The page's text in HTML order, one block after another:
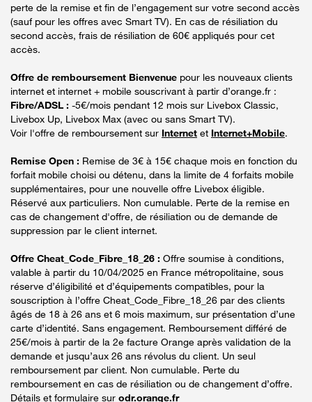
perte de la remise et fin de l’engagement sur votre second accès
(sauf pour les offres avec Smart TV). En cas de résiliation du
second accès, frais de résiliation de 60€ appliqués pour cet
accès.
Offre de remboursement Bienvenue pour les nouveaux clients
internet et internet + mobile souscrivant à partir d’orange.fr :
Fibre/ADSL : -5€/mois pendant 12 mois sur Livebox Classic,
Livebox Up, Livebox Max (avec ou sans Smart TV).
Voir l'offre de remboursement sur Internet et Internet+Mobile.
Remise Open : Remise de 3€ à 15€ chaque mois en fonction du
forfait mobile choisi ou détenu, dans la limite de 4 forfaits mobile
supplémentaires, pour une nouvelle offre Livebox éligible.
Réservé aux particuliers. Non cumulable. Perte de la remise en
cas de changement d'offre, de résiliation ou de demande de
suppression par le client internet.
Offre Cheat_Code_Fibre_18_26 : Offre soumise à conditions,
valable à partir du 10/04/2025 en France métropolitaine, sous
réserve d’éligibilité et d’équipements compatibles, pour la
souscription à l’offre Cheat_Code_Fibre_18_26 par des clients
âgés de 18 à 26 ans et 6 mois maximum, sur présentation d’une
carte d’identité. Sans engagement. Remboursement différé de
25€/mois à partir de la 2e facture Orange après validation de la
demande et jusqu’aux 26 ans révolus du client. Un seul
remboursement par client. Non cumulable. Perte du
remboursement en cas de résiliation ou de changement d’offre.
Détails et formulaire sur odr.orange.fr